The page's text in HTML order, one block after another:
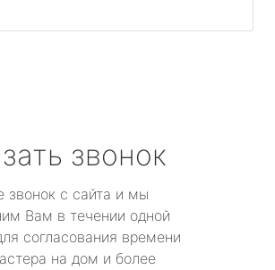
звонок
звонок с сайта и мы
Вам в течении одной
согласования времени
на дом и более